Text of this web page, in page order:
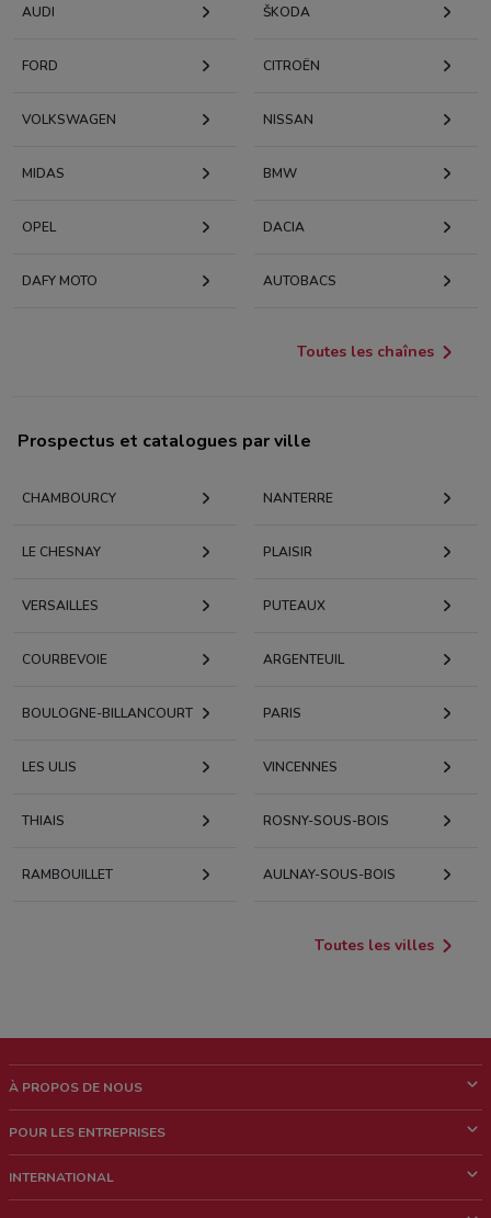
AUDI KODA
FORD CITROËN
VOLKSWAGEN NISSAN
MIDAS BMW
OPEL DACIA
DAFY MOTO AUTOBACS
Toutes les chaînes
Prospectus et catalogues par ville
CHAMBOURCY NANTERRE
LE CHESNAY PLAISIR
VERSAILLES PUTEAUX
COURBEVOIE ARGENTEUIL
BOULOGNE-BILLANCOURT PARIS
LES ULIS VINCENNES
THIAIS ROSNY-SOUS-BOIS
RAMBOUILLET AULNAY-SOUS-BOIS
Toutes les villes
À PROPOS DE NOUS
News & Médias
POUR LES ENTREPRISES
Contacts commerciaux et/ou marketing
INTERNATIONAL